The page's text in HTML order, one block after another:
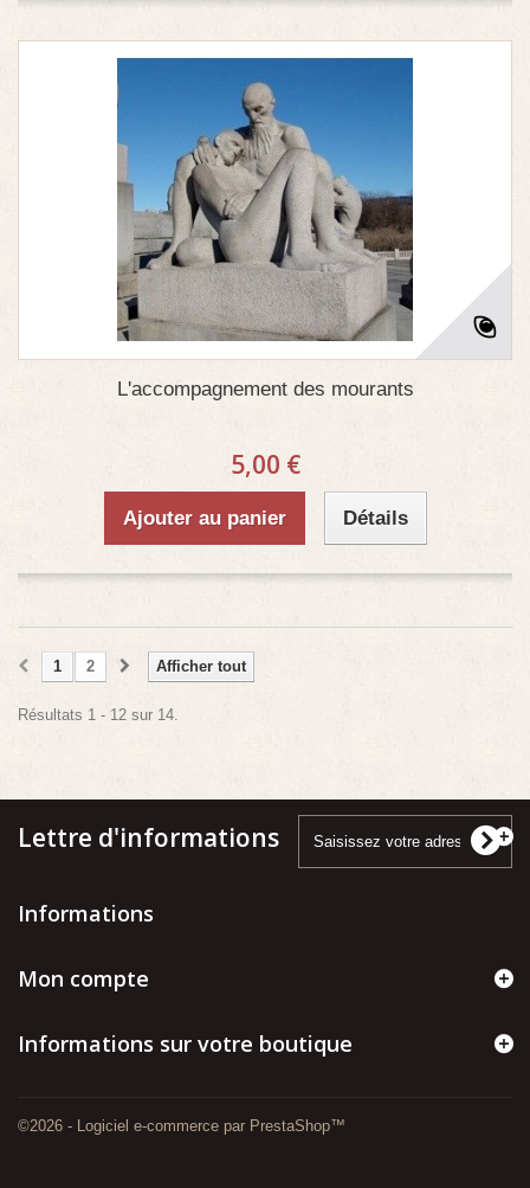
L'accompagnement des mourants
5,00 €
Ajouter au panier Détails
Afficher tout
1 2
Résultats 1 - 12 sur 14.
Lettre d'informations
Informations
©2026 - Logiciel e-commerce par PrestaShop™
Mon compte
Informations sur votre boutique